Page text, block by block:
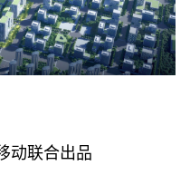
动联合出品